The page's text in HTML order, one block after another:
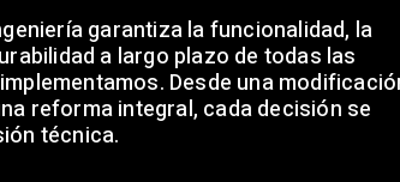
garantiza la funcionalidad, la
a largo plazo de todas las
Desde una
reforma integral, cada decisión se
técnica.